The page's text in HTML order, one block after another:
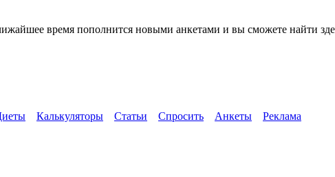
время пополнится новыми анкетами и вы сможете найти
Калькуляторы Статьи Спросить Анкеты Реклама